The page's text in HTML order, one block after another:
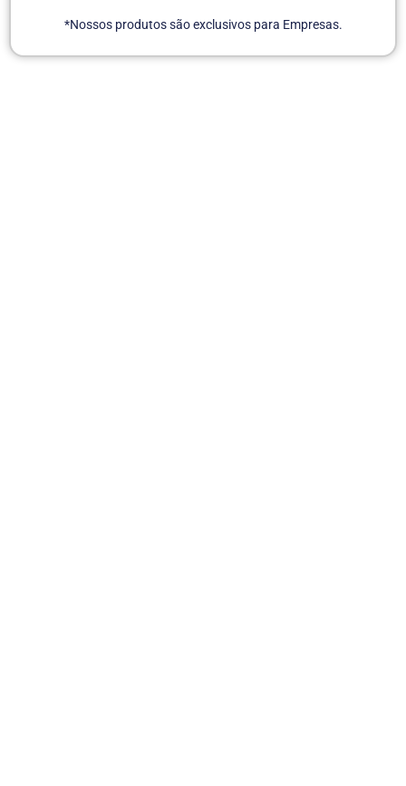
*Nossos produtos são exclusivos para Empresas.